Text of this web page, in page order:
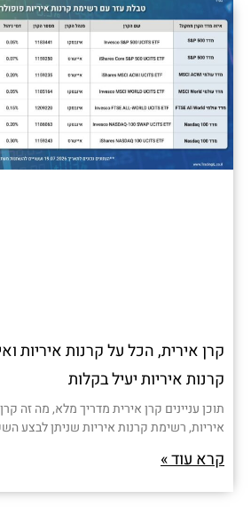
קרן אירית, הכל על קרנות איריות
קרנות איריות יעיל בקלות
תוכן עניינים קרן אירית מדריך מלא, מה זה
איריות, רשימת קרנות איריות שניתן לבצע
קרא עוד »